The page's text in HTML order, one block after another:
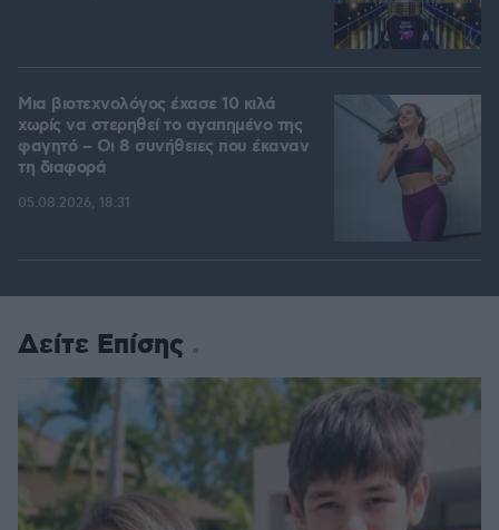
Μια βιοτεχνολόγος έχασε 10 κιλά
χωρίς να στερηθεί το αγαπημένο της
φαγητό – Οι 8 συνήθειες που έκαναν
τη διαφορά
05.08.2026, 18:31
Δείτε Επίσης